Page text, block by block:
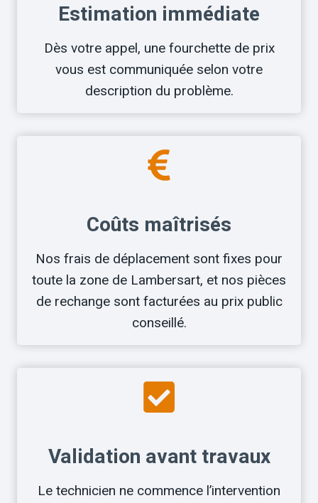
Estimation immédiate
Dès votre appel, une fourchette de prix
vous est communiquée selon votre
description du problème.
Coûts maîtrisés
Nos frais de déplacement sont fixes pour
toute la zone de Lambersart, et nos pièces
de rechange sont facturées au prix public
conseillé.
Validation avant travaux
Le technicien ne commence l’intervention